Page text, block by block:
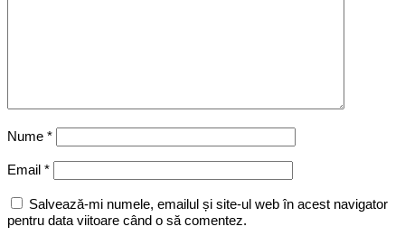
Nume *
Email *
Salvează-mi numele, emailul și site-ul web în acest navigator
pentru data viitoare când o să comentez.